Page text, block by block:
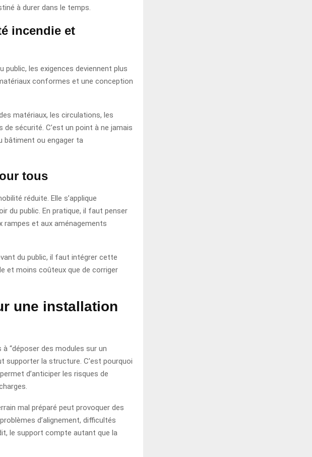
à durer dans le temps.
incendie et
les exigences deviennent plus
conformes et une conception
matériaux, les circulations, les
sécurité. C’est un point à ne jamais
bâtiment ou engager ta
tous
réduite. Elle s’applique
du public. En pratique, il faut penser
rampes et aux aménagements
du public, il faut intégrer cette
et moins coûteux que de corriger
une installation
“déposer des modules sur un
supporter la structure. C’est pourquoi
d’anticiper les risques de
mal préparé peut provoquer des
d’alignement, difficultés
le support compte autant que la